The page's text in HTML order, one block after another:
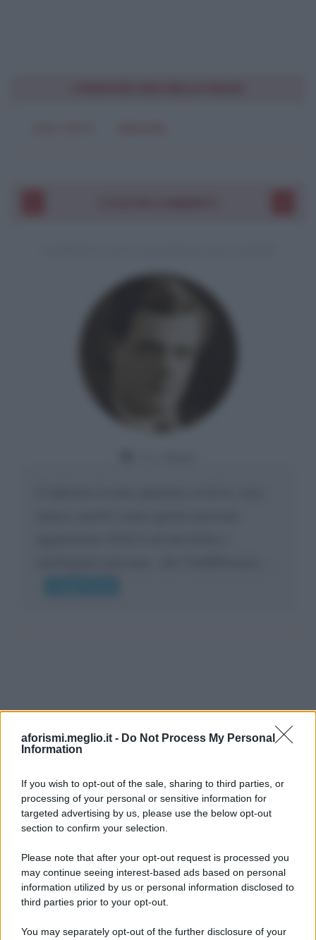
aforismi.meglio.it - Do Not Process My Personal
Information
If you wish to opt-out of the sale, sharing to third parties, or
processing of your personal or sensitive information for
targeted advertising by us, please use the below opt-out
section to confirm your selection.
Please note that after your opt-out request is processed you
may continue seeing interest-based ads based on personal
information utilized by us or personal information disclosed to
third parties prior to your opt-out.
You may separately opt-out of the further disclosure of your
Ricevi LE FRASI PIÙ BELLE via e-mail
E-mail